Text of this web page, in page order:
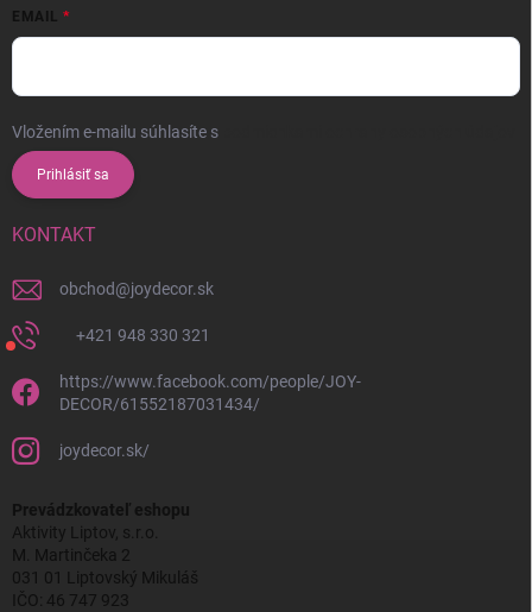
EMAIL
Vložením e-mailu súhlasíte s
Prihlásiť sa
KONTAKT
obchod@joydecor.sk
+421 948 330 321
https://www.facebook.com/people/JOY-
DECOR/61552187031434/
joydecor.sk/
Prevádzkovateľ eshopu
Aktivity Liptov, s.r.o.
M. Martinčeka 2
031 01 Liptovský Mikuláš
IČO: 46 747 923